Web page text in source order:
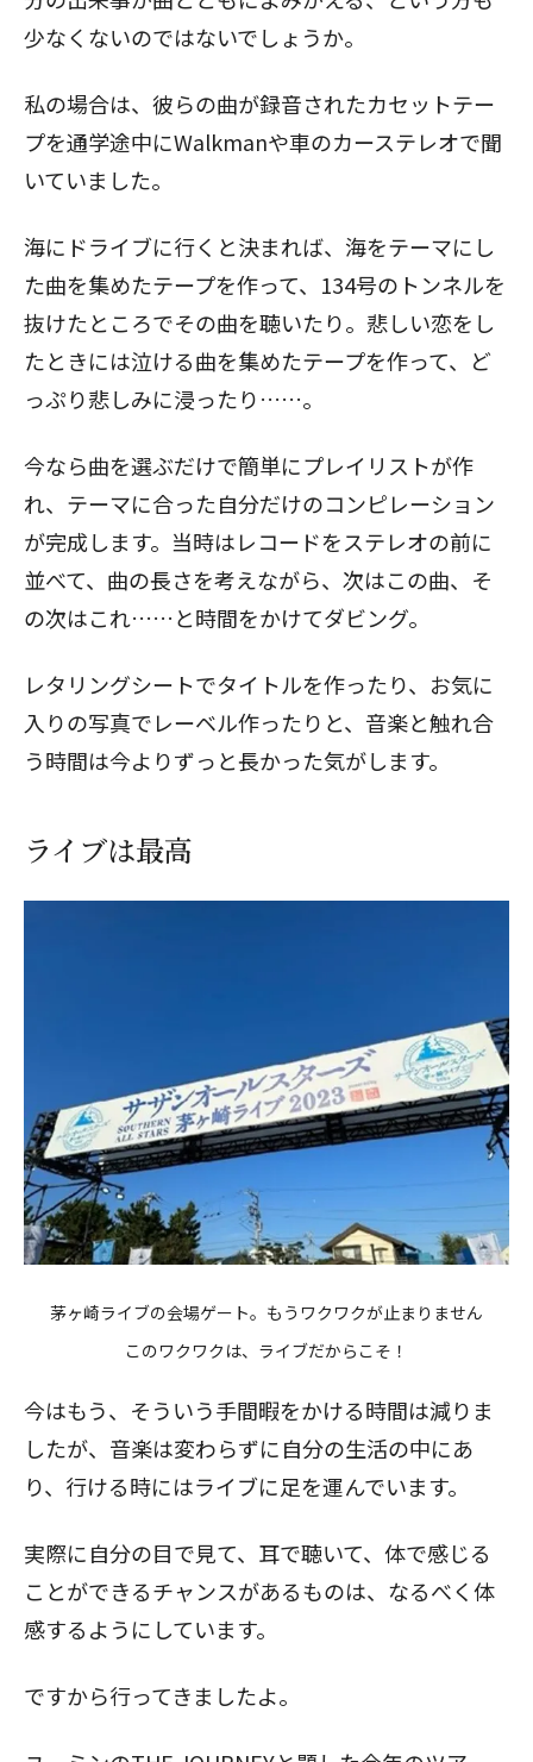
少なくないのではないでしょうか。
私の場合は、彼らの曲が録音されたカセットテー
プを通学途中にWalkmanや車のカーステレオで聞
いていました。
海にドライブに行くと決まれば、海をテーマにし
た曲を集めたテープを作って、134号のトンネルを
抜けたところでその曲を聴いたり。悲しい恋をし
たときには泣ける曲を集めたテープを作って、ど
っぷり悲しみに浸ったり……。
今なら曲を選ぶだけで簡単にプレイリストが作
れ、テーマに合った自分だけのコンピレーション
が完成します。当時はレコードをステレオの前に
並べて、曲の長さを考えながら、次はこの曲、そ
の次はこれ……と時間をかけてダビング。
レタリングシートでタイトルを作ったり、お気に
入りの写真でレーベル作ったりと、音楽と触れ合
う時間は今よりずっと長かった気がします。
ライブは最高
茅ヶ崎ライブの会場ゲート。もうワクワクが止まりません
このワクワクは、ライブだからこそ！
今はもう、そういう手間暇をかける時間は減りま
したが、音楽は変わらずに自分の生活の中にあ
り、行ける時にはライブに足を運んでいます。
実際に自分の目で見て、耳で聴いて、体で感じる
ことができるチャンスがあるものは、なるべく体
感するようにしています。
ですから行ってきましたよ。